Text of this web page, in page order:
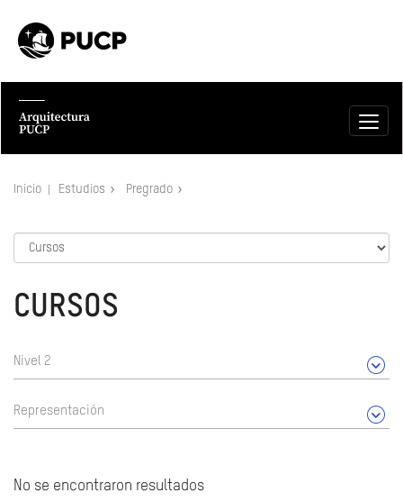
Inicio Estudios Pregrado
CURSOS
Nivel 2
Representación
No se encontraron resultados